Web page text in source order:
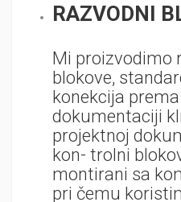
RAZVODNI
Mi proizvodimo
blokove,
konekcija
dokumentaciji
projektnoj
kon- trolni
montirani sa
pri čemu